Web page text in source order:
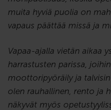
muita hyviä puolia on
vapaus päättää missä ja
Vapaa-ajalla vietän aikaa
harrastusten parissa,
moottoripyöräily ja
olen rauhallinen, rento ja
näkyvät myös